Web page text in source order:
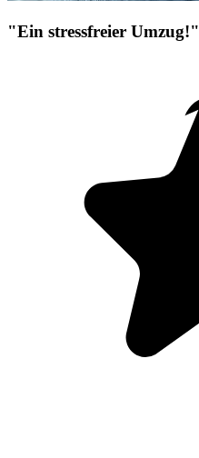
"Ein stressfreier Umzug!"